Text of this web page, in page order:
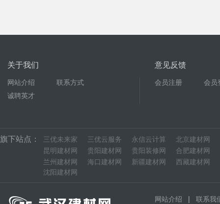
关于我们
网站介绍
联系方式
诚聘英才
意见反馈
会员注册 会员
旗下站点： 三优未来家 三优云服务 永信云计算 北京建材网
昆明建材网
贵阳建材网 贵阳装修网 合肥建材网
兰州建材网
海口建材网 新疆建材网 西藏建材网
沈阳建材网
网站介绍 | 联系我